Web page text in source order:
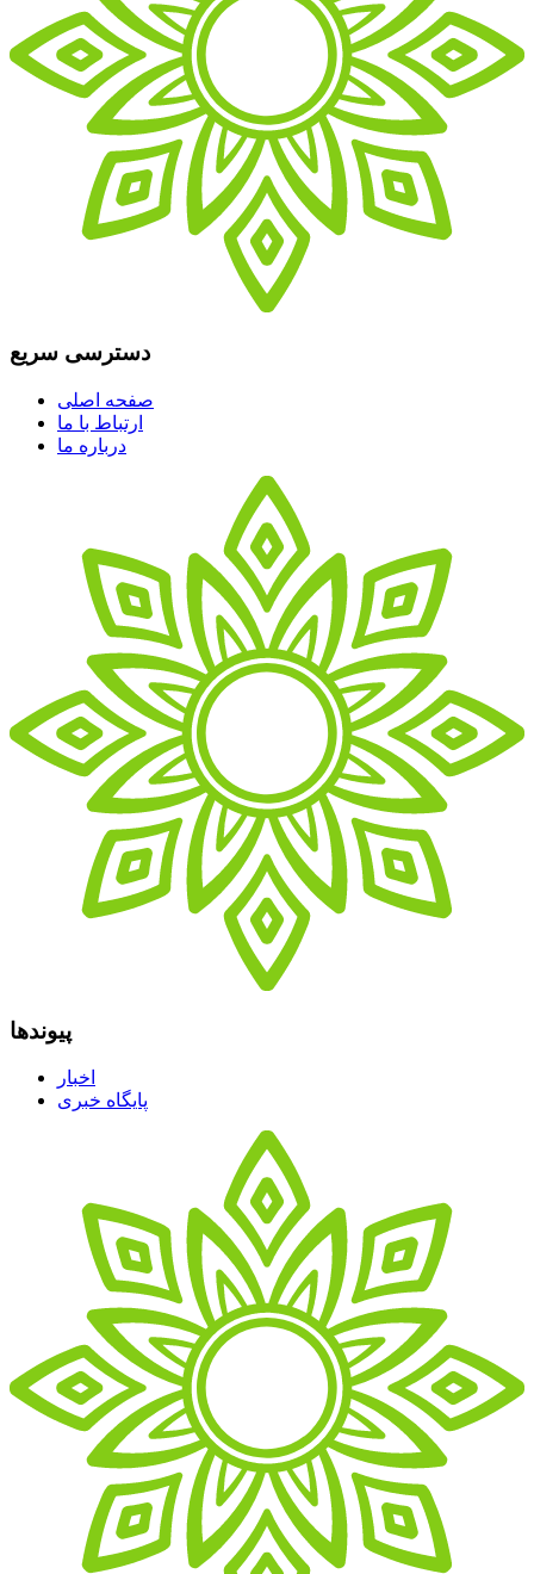
دسترسی سریع
صفحه اصلی
ارتباط با ما
درباره ما
پیوندها
اخبار
پایگاه خبری